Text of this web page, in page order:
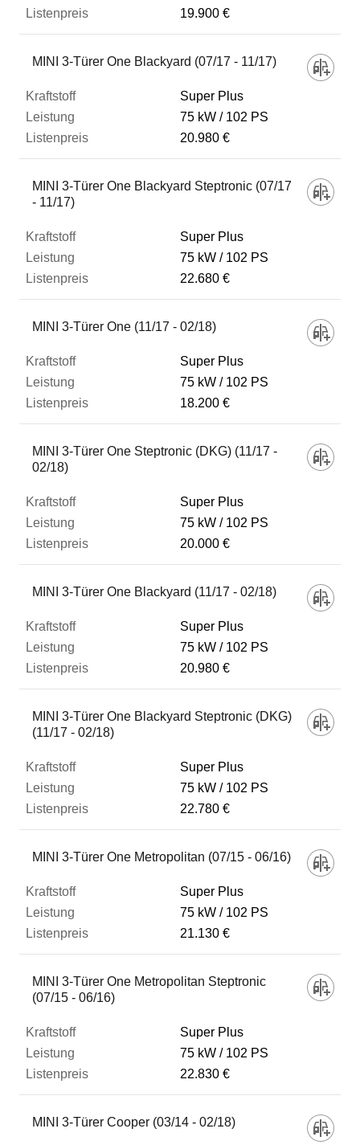
19.900 €
MINI 3-Türer One Blackyard (07/17 - 11/17)
Super Plus
75 kW
102 PS
20.980 €
MINI 3-Türer One Blackyard Steptronic (07/17
- 11/17)
Super Plus
75 kW
102 PS
22.680 €
MINI 3-Türer One (11/17 - 02/18)
Super Plus
75 kW
102 PS
18.200 €
MINI 3-Türer One Steptronic (DKG) (11/17 -
02/18)
Super Plus
75 kW
102 PS
20.000 €
MINI 3-Türer One Blackyard (11/17 - 02/18)
Super Plus
75 kW
102 PS
20.980 €
MINI 3-Türer One Blackyard Steptronic (DKG)
(11/17 - 02/18)
Super Plus
75 kW
102 PS
22.780 €
MINI 3-Türer One Metropolitan (07/15 - 06/16)
Super Plus
75 kW
102 PS
21.130 €
MINI 3-Türer One Metropolitan Steptronic
(07/15 - 06/16)
Super Plus
75 kW
102 PS
22.830 €
MINI 3-Türer Cooper (03/14 - 02/18)